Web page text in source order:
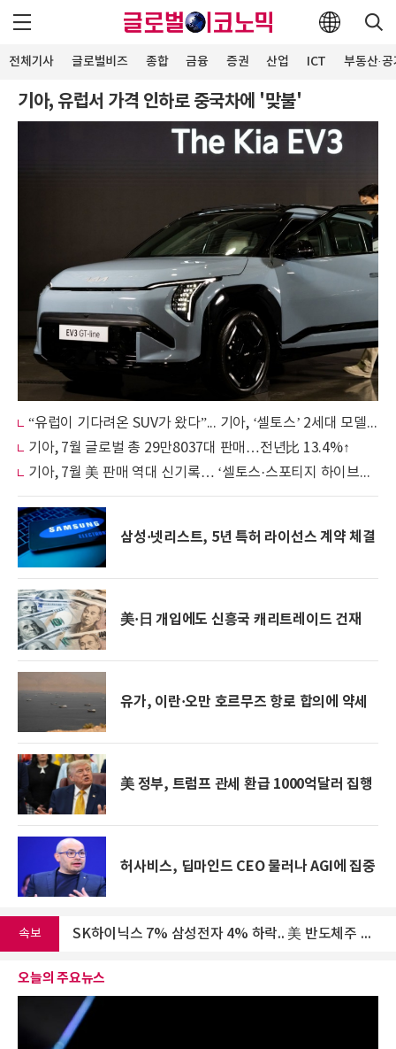
전체기사 글로벌비즈 종합 금융 증권 산업 ICT 부동산·
기아, 유럽서 가격 인하로 중국차에 '맞불'
“유럽이 기다려온 SUV가 왔다”... 기아, ‘셀토스’ 2세대 모델로 유럽 시장 상륙
기아, 7월 글로벌 총 29만8037대 판매…전년比 13.4%↑
기아, 7월 美 판매 역대 신기록… ‘셀토스·스포티지 하이브리드’ 돌풍이 견인
삼성·넷리스트, 5년 특허 라이선스 계약 체결
美·日 개입에도 신흥국 캐리트레이드 건재
유가, 이란·오만 호르무즈 항로 합의에 약세
美 정부, 트럼프 관세 환급 1000억달러 집행
허사비스, 딥마인드 CEO 물러나 AGI에 집중
속보
KOSRE "전북개발공사, 반부패·청렴 노력 결실…윤리경영시스템 지속 유지"
오늘의 주요뉴스